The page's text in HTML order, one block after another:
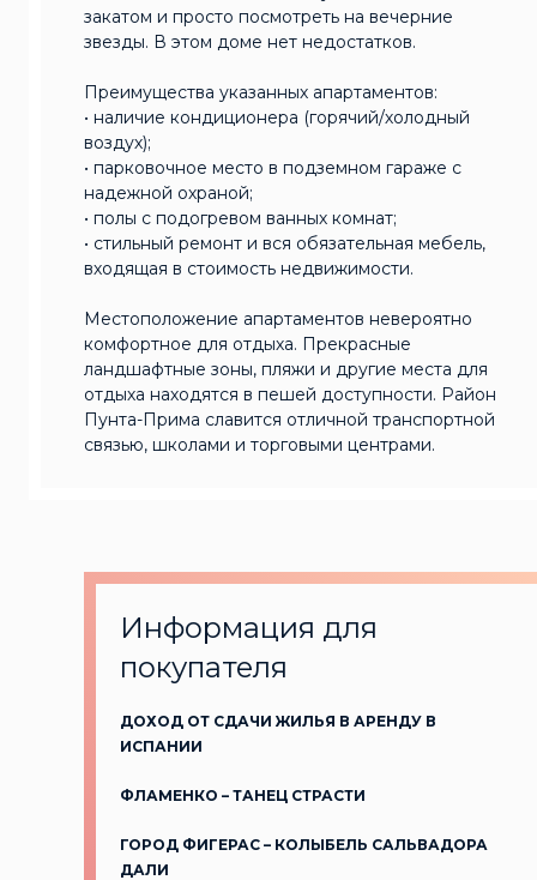
закатом и просто посмотреть на вечерние
звезды. В этом доме нет недостатков.
Преимущества указанных апартаментов:
• наличие кондиционера (горячий/холодный
воздух);
• парковочное место в подземном гараже с
надежной охраной;
• полы с подогревом ванных комнат;
• стильный ремонт и вся обязательная мебель,
входящая в стоимость недвижимости.
Местоположение апартаментов невероятно
комфортное для отдыха. Прекрасные
ландшафтные зоны, пляжи и другие места для
отдыха находятся в пешей доступности. Район
Пунта-Прима славится отличной транспортной
связью, школами и торговыми центрами.
Информация для
покупателя
ДОХОД ОТ СДАЧИ ЖИЛЬЯ В АРЕНДУ В
ИСПАНИИ
ФЛАМЕНКО – ТАНЕЦ СТРАСТИ
ГОРОД ФИГЕРАС – КОЛЫБЕЛЬ САЛЬВАДОРА
ДАЛИ